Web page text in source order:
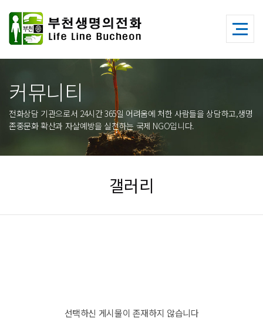
커뮤니티
전화상담 기관으로서 24시간 365일 어려움에 처한 사람들을 상담하고,생명
존중문화 확산과 자살예방을 실천하는 국제 NGO입니다.
갤러리
선택하신 게시물이 존재하지 않습니다